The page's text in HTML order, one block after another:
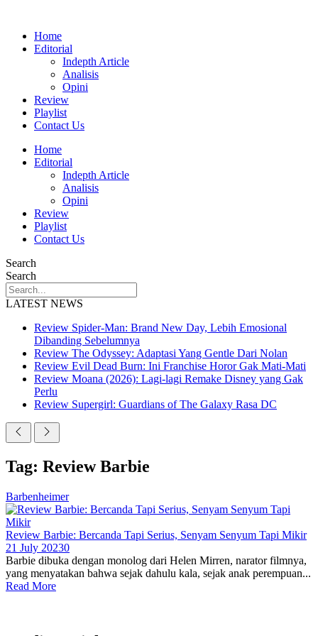
Home
Editorial
Indepth Article
Analisis
Opini
Review
Playlist
Contact Us
Home
Editorial
Indepth Article
Analisis
Opini
Review
Playlist
Contact Us
Search
Search
LATEST NEWS
Review Spider-Man: Brand New Day, Lebih Emosional
Dibanding Sebelumnya
Review The Odyssey: Adaptasi Yang Gentle Dari Nolan
Review Evil Dead Burn: Ini Franchise Horor Gak Mati-Mati
Review Moana (2026): Lagi-lagi Remake Disney yang Gak
Perlu
Review Supergirl: Guardians of The Galaxy Rasa DC
Tag: Review Barbie
Barbenheimer
Review Barbie: Bercanda Tapi Serius, Senyam Senyum Tapi Mikir
21 July 20230
Barbie dibuka dengan monolog dari Helen Mirren, narator filmnya,
yang menyatakan bahwa sejak dahulu kala, sejak anak perempuan...
Read More